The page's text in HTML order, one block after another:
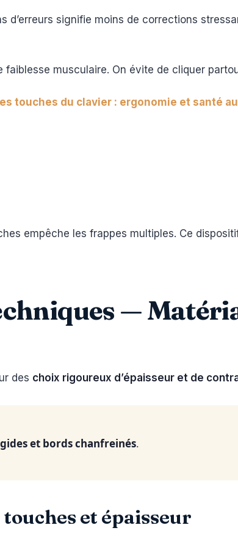
signifie moins de corrections
faiblesse musculaire. On évite de cliquer
touches du clavier : ergonomie et santé
empêche les frappes multiples. Ce
—
des choix rigoureux d’épaisseur et de
et bords chanfreinés.
et épaisseur